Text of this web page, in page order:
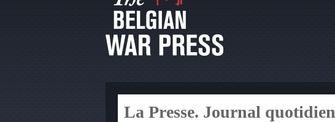
La Presse. Journal quotidien